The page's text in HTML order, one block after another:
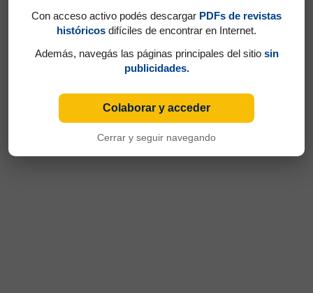
Con acceso activo podés descargar PDFs de revistas
históricos difíciles de encontrar en Internet.
Además, navegás las páginas principales del sitio sin
publicidades.
Colaborar y acceder
Cerrar y seguir navegando